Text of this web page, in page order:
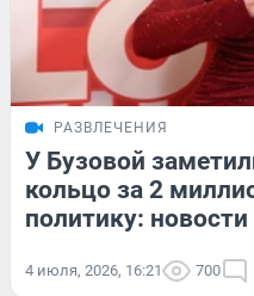
РАЗВЛЕЧЕНИЯ
У Бузовой
кольцо за 2
политику:
4 июля, 2026, 16:21 700